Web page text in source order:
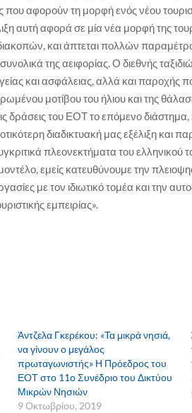
που αφορούν τη μορφή ενός νέου
αυτή αφορά σε μία νέα μορφή της
και άπτεται πολλών
της αειφορίας. Ο διεθνής
και ασφάλειας, αλλά και παροχής
μοτίβου του ήλιου και της
δράσεις του ΕΟΤ το επόμενο
διαδικτυακή μας εξέλιξη και
πλεονεκτήματα του ελληνικού
εμείς κατευθύνουμε την
με τον ιδιωτικό τομέα και την
εμπειρίας».
Άντζελα Γκερέκου: «Τα μικρά νησιά,
να γίνουν ο μεγάλος
πρωταγωνιστής» Η Πρόεδρος του
ΕΟΤ στο 11ο Συνέδριο του Δικτύου
Μικρών Νησιών
9 Οκτωβρίου, 2019